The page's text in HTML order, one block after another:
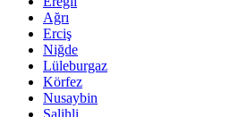
Ağrı
Erciş
Niğde
Lüleburgaz
Körfez
Nusaybin
Salihli